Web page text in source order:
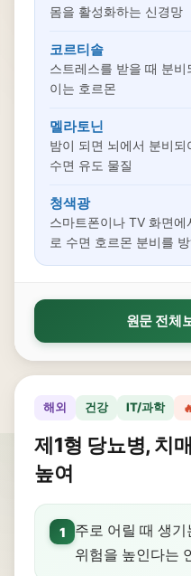
몸을 활성화하는 신경망
코르티솔
스트레스를 받을 때 분
이는 호르몬
멜라토닌
밤이 되면 뇌에서 분비
수면 유도 물질
청색광
스마트폰이나 TV 화면
로 수면 호르몬 분비를
원문 전체
해외 건강 IT/과학
제1형 당뇨병, 치
높여
1 주로 어릴 때 생기
위험을 높인다는